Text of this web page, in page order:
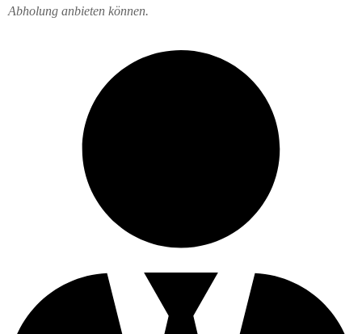
Abholung anbieten können.